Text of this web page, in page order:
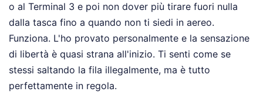
o al Terminal 3 e poi non dover più tirare fuori nulla
dalla tasca fino a quando non ti siedi in aereo.
Funziona. L'ho provato personalmente e la sensazione
di libertà è quasi strana all'inizio. Ti senti come se
stessi saltando la fila illegalmente, ma è tutto
perfettamente in regola.